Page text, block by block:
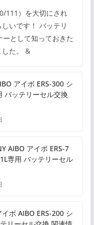
111）を大切にされ
いです！ バッテリ
として知っておきた
した。 &
アイボ ERS-300 シ
バッテリーセル交換
AIBO アイボ ERS-7
専用 バッテリーセル
ボ AIBO ERS-200 シ